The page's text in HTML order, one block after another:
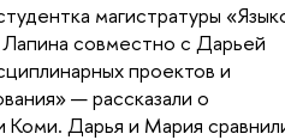
магистратуры
Лапина совместно с Дарьей
проектов и
— рассказали о
Коми. Дарья и Мария